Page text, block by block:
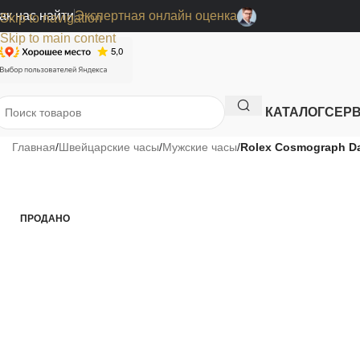
Skip to navigation
Skip to main content
нас найтиЭкспертная онлайн оценка
КАТАЛОГ
Главная/Швейцарские часы/Мужские часы/Rolex Cosmograph
ПРОДАНО